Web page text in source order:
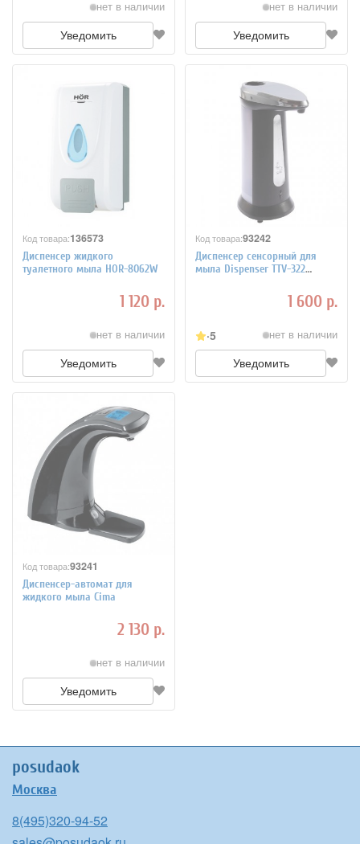
нет в наличии
Уведомить
нет в наличии
Уведомить
Код товара:136573
Диспенсер жидкого
туалетного мыла HOR-8062W
1 120 р.
нет в наличии
Уведомить
Код товара:93242
Диспенсер сенсорный для
мыла Dispenser TTV-322
1 600 р.
5 нет в наличии
Уведомить
Код товара:93241
Диспенсер-автомат для
жидкого мыла Cima
2 130 р.
нет в наличии
Уведомить
posudaok
Москва
8(495)320-94-52